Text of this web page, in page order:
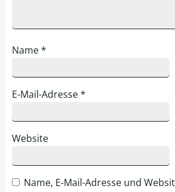
Name*
E-Mail-Adresse*
Website
Name, E-Mail-Adresse und